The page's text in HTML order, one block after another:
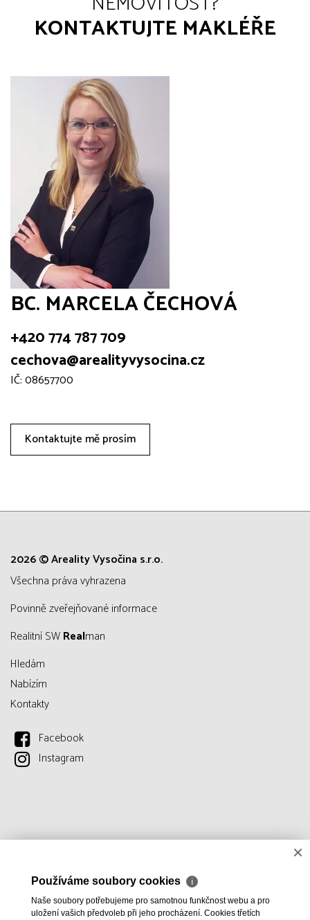
KONTAKTUJTE MAKLÉŘE
BC. MARCELA ČECHOVÁ
+420 774 787 709
cechova@arealityvysocina.cz
IČ: 08657700
Kontaktujte mě prosím
2026 © Areality Vysočina s.r.o.
všechna práva vyhrazena
Povinně zveřejňované informace
Realitní SWRealman
Hledám
Nabízím
Kontakty
Facebook
Instagram
×
Používáme soubory cookies ℹ
Naše soubory potřebujeme pro samotnou funkčnost webu a pro
uložení vašich předvoleb při jeho procházení. Cookies třetích